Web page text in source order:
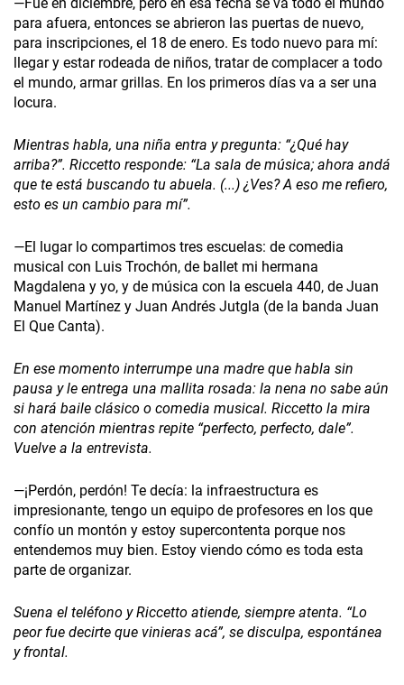
para afuera, entonces se abrieron las puertas de nuevo,
para inscripciones, el 18 de enero. Es todo nuevo para mí:
llegar y estar rodeada de niños, tratar de complacer a todo
el mundo, armar grillas. En los primeros días va a ser una
locura.
Mientras habla, una niña entra y pregunta: “¿Qué hay
arriba?”. Riccetto­ responde: “La sala de música; ahora andá
que te está buscando tu abuela. (...) ¿Ves? A eso me refiero,
esto es un cambio para mí”.
—El lugar lo compartimos tres escuelas: de comedia
musical con Luis Trochón, de ballet mi hermana
Magdalena y yo, y de música con la escuela 440, de Juan
Manuel Martínez y Juan Andrés Jutgla (de la banda Juan
El Que Canta).
En ese momento interrumpe una madre que habla sin
pausa y le entrega una mallita rosada: la nena no sabe aún
si hará baile clásico o comedia musical. Riccetto la mira
con atención mientras repite “perfecto, perfecto, dale”.
Vuelve a la entrevista.
—¡Perdón, perdón! Te decía: la infraestructura es
impresionante, tengo un equipo de profesores en los que
confío un montón y estoy supercontenta porque nos
entendemos muy bien. Estoy viendo cómo es toda esta
parte de organizar.
Suena el teléfono y Riccetto atiende, siempre atenta. “Lo
peor fue decirte que vinieras acá”, se disculpa, espontánea
y frontal.